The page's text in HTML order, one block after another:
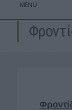
MENU